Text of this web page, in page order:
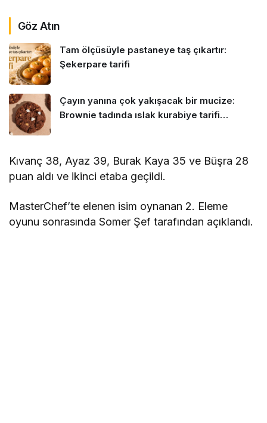
Göz Atın
Tam ölçüsüyle pastaneye taş çıkartır:
Şekerpare tarifi
Çayın yanına çok yakışacak bir mucize:
Brownie tadında ıslak kurabiye tarifi…
Kıvanç 38, Ayaz 39, Burak Kaya 35 ve Büşra 28
puan aldı ve ikinci etaba geçildi.
MasterChef’te elenen isim oynanan 2. Eleme
oyunu sonrasında Somer Şef tarafından açıklandı.